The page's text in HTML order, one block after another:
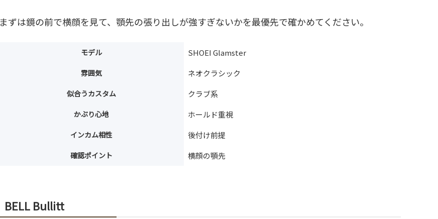
まずは鏡の前で横顔を見て、顎先の張り出しが強すぎないかを最優先で確かめてください。
モデル SHOEI Glamster
雰囲気 ネオクラシック
似合うカスタム クラブ系
かぶり心地 ホールド重視
インカム相性 後付け前提
確認ポイント 横顔の顎先
BELL Bullitt